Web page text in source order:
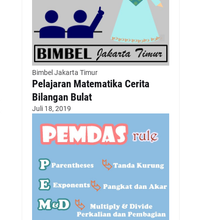
Bimbel Jakarta Timur
Pelajaran Matematika Cerita
Bilangan Bulat
Juli 18, 2019